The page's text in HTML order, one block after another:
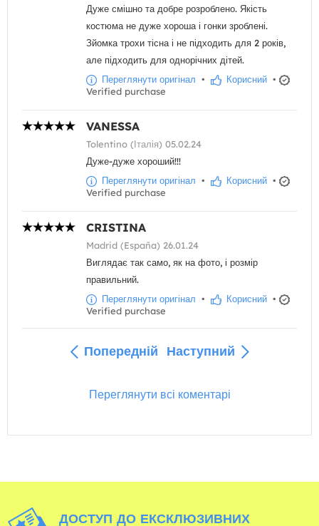
Дуже смішно та добре розроблено. Якість
костюма не дуже хороша і гонки зроблені.
Зйомка трохи тісна і не підходить для 2 років,
але підходить для однорічних дітей.
Переглянути оригінал • Корисний •
Verified purchase
VANESSA
Tolentino (Італія) 05.02.24
Дуже-дуже хороший!!!
Переглянути оригінал • Корисний •
Verified purchase
CRISTINA
Madrid (España) 26.01.24
Виглядає так само, як на фото, і розмір
правильний.
Переглянути оригінал • Корисний •
Verified purchase
Попередній Наступний
Переглянути всі коментарі
ДОСТУП ДО ЕКСКЛЮЗИВНИХ